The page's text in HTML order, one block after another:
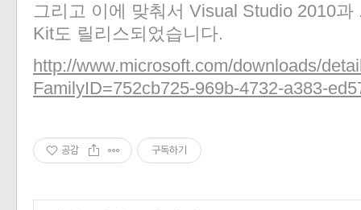
그리고 이에 맞춰서 Visual Studio 2010과
Kit도 릴리스되었습니다.
http://www.microsoft.com/downloads/
FamilyID=752cb725-969b-4732-a383-
공감 구독하기